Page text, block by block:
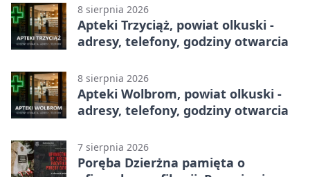
8 sierpnia 2026
Apteki Trzyciąż, powiat olkuski -
adresy, telefony, godziny otwarcia
8 sierpnia 2026
Apteki Wolbrom, powiat olkuski -
adresy, telefony, godziny otwarcia
7 sierpnia 2026
Poręba Dzierżna pamięta o